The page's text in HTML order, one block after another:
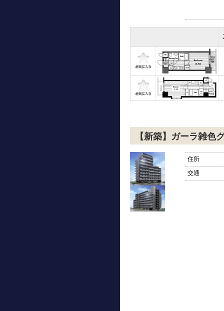
【新築】ガーラ雑色
住所
交通